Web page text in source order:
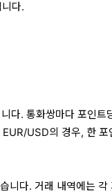
다.
다. 통화쌍마다 포인트
USD의 경우, 한 포
니다. 거래 내역에는 각